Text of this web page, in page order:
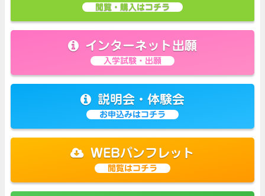
閲覧・購入はコチラ
インターネット出願
入学試験・出願
説明会・体験会
お申込みはコチラ
WEBパンフレット
閲覧はコチラ